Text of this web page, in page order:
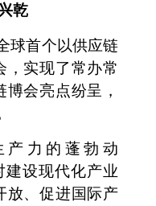
乾
球首个以供应链
，实现了常办常
会亮点纷呈，
产力的蓬勃动
建设现代化产业
放、促进国际产